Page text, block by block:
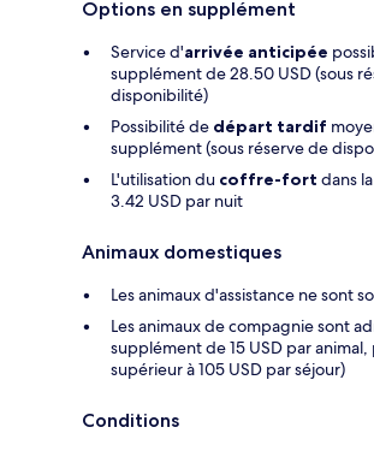
Options en supplément
Service d'arrivée anticipée
supplément de 28.50 USD (sous
disponibilité)
Possibilité de départ tardif
supplément (sous réserve de
L'utilisation du coffre-fort dans
3.42 USD par nuit
Animaux domestiques
Les animaux d'assistance ne sont
Les animaux de compagnie sont
supplément de 15 USD par
supérieur à 105 USD par séjour)
Conditions